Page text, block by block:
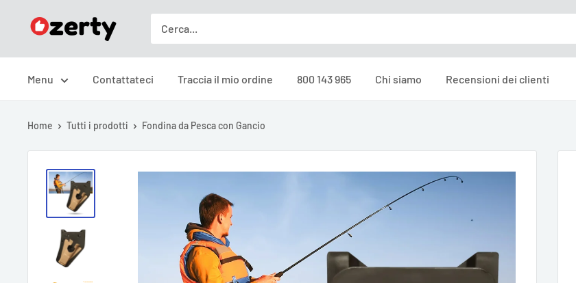
Ozerty
Menu Contattateci Traccia il mio ordine 800 143 965 Chi siamo Recensioni dei clienti
Home Tutti i prodotti Fondina da Pesca con Gancio